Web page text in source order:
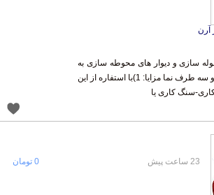
آرن
سازی و دیوار های محوطه سازی به
طرف نما مزایا: 1)با استفاره از این
کاری-سنگ کاری یا
23 ساعت پیش 0 تومان